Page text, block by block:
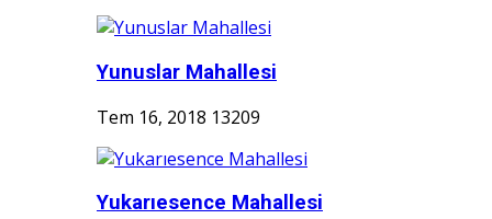
Yunuslar Mahallesi
Tem 16, 2018 13209
Yukarıesence Mahallesi